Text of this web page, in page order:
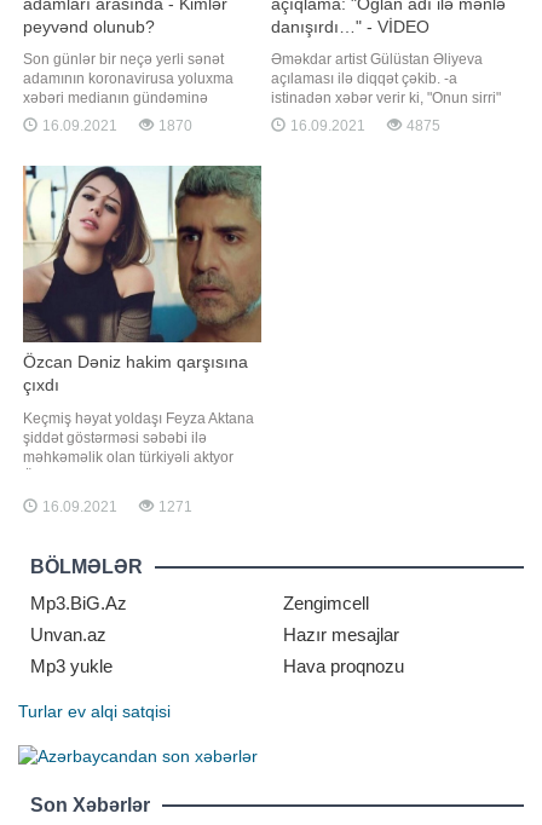
peyvənd olunub?
Son günlər bir neçə yerli sənət
adamının koronavirusa yoluxma
xəbəri medianın gündəminə
çevrildi. Bütün dünyanı cənginə
alan bu xəstəliyə yoluxub
ki, gözlənilməz şəkildə həyatını
itirən sənətkarlar da oldu. Belə bir
məqamda həmin sənətçilərin
xəstəlikdən öncə peyvən
16.09.2021 1870
danışırdı…" - VİDEO
Əməkdar artist Gülüstan Əliyeva
açılaması ilə diqqət çəkib. -a
istinadən xəbər verir ki, "Onun sirri"
proqramına qonaq olan sənətçi,
məşhur prodüserlərdən birinin
16.09.2021 4875
Özcan Dəniz hakim qarşısına
çıxdı
Keçmiş həyat yoldaşı Feyza Aktana
şiddət göstərməsi səbəbi ilə
məhkəməlik olan türkiyəli aktyor
Axşam.az-a istinadən xəbər verir ki,
1 il 6 ay həbsi tələb olunan aktyor
bildirib:. "Övladımın qəyyumluğunu
istədiyim üçün məni çətin vəziyyət
16.09.2021 1271
BÖLMƏLƏR
Mp3.BiG.Az
Zengimcell
Unvan.az
Hazır mesajlar
Mp3 yukle
Hava proqnozu
Turlar ev alqi satqisi
Son Xəbərlər